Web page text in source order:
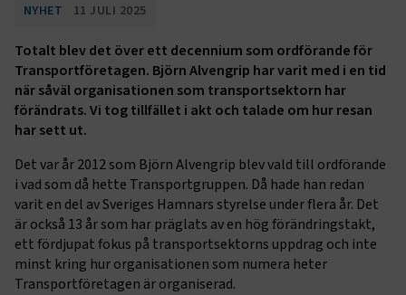
NYHET 11 JULI 2025
Totalt blev det över ett decennium som ordförande för
Transportföretagen. Björn Alvengrip har varit med i en tid
när såväl organisationen som transportsektorn har
förändrats. Vi tog tillfället i akt och talade om hur resan
har sett ut.
Det var år 2012 som Björn Alvengrip blev vald till ordförande
i vad som då hette Transportgruppen. Då hade han redan
varit en del av Sveriges Hamnars styrelse under flera år. Det
är också 13 år som har präglats av en hög förändringstakt,
ett fördjupat fokus på transportsektorns uppdrag och inte
minst kring hur organisationen som numera heter
Transportföretagen är organiserad.